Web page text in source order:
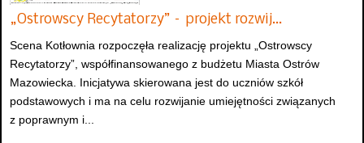
„Ostrowscy Recytatorzy” – projekt rozwij…
Scena Kotłownia rozpoczęła realizację projektu „Ostrowscy
Recytatorzy”, współfinansowanego z budżetu Miasta Ostrów
Mazowiecka. Inicjatywa skierowana jest do uczniów szkół
podstawowych i ma na celu rozwijanie umiejętności związanych
z poprawnym i...